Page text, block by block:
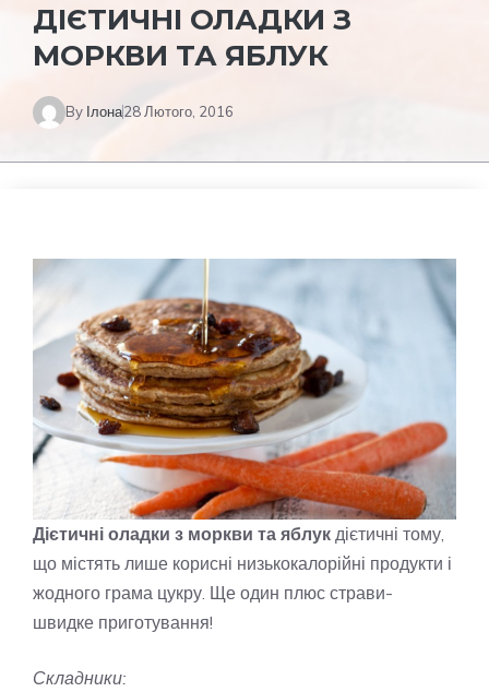
ДІЄТИЧНІ ОЛАДКИ З
МОРКВИ ТА ЯБЛУК
By Ілона28 Лютого, 2016
Дієтичні оладки з моркви та яблук дієтичні тому,
що містять лише корисні низькокалорійні продукти і
жодного грама цукру. Ще один плюс страви-
швидке приготування!
Складники: